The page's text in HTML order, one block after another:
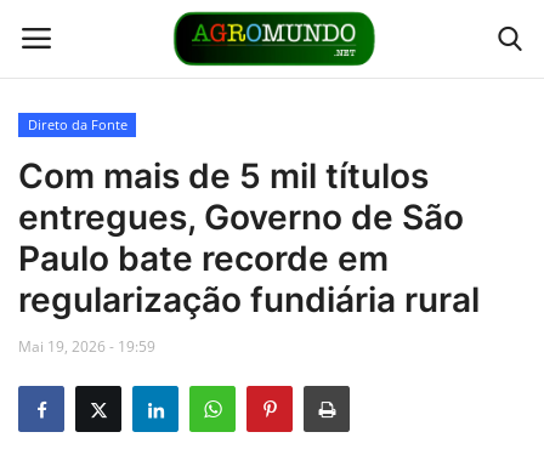
Home
Contato
Links
Direto da Fonte
Youtubers
Direto da Fonte
Com mais de 5 mil títulos
entregues, Governo de São
Paulo bate recorde em
regularização fundiária rural
Mai 19, 2026 - 19:59